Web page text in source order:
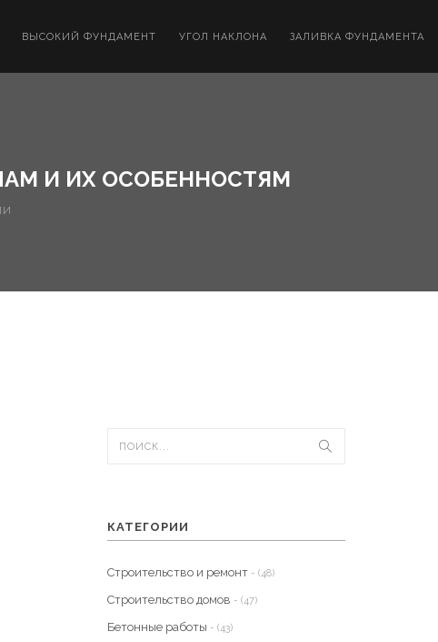
ВЫСОКИЙ ФУНДАМЕНТ УГОЛ НАКЛОНА ЗАЛИВКА ФУНДАМЕНТА
И ИХ ОСОБЕННОСТЯМ
КАТЕГОРИИ
Строительство и ремонт - (48)
Строительство домов - (47)
Бетонные работы - (43)